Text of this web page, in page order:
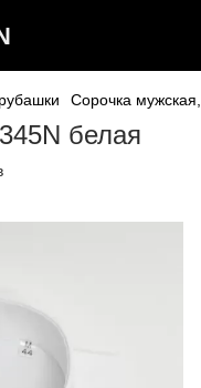
Сорочка
белая